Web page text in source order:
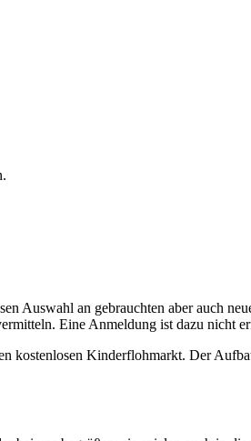
Auswahl an gebrauchten aber auch
Eine Anmeldung ist dazu nicht
kostenlosen Kinderflohmarkt. Der